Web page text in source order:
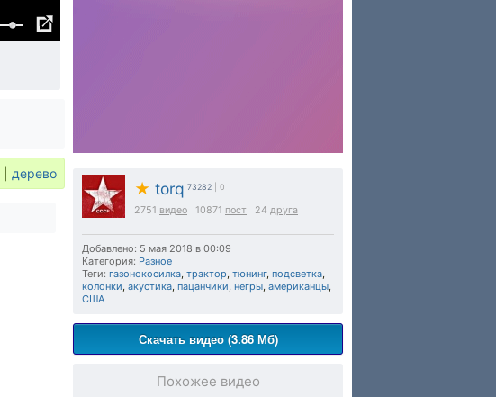
★ torq 73282 | 0
2751 видео 10871 пост 24 друга
Добавлено: 5 мая 2018 в 00:09
Категория: Разное
Теги: газонокосилка, трактор, тюнинг, подсветка,
колонки, акустика, пацанчики, негры, американцы,
США
Скачать видео (3.86 Мб)
Похожее видео
дерево